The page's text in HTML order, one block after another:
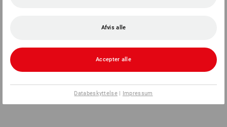
Afvis alle
Accepter alle
Databeskyttelse| Impressum